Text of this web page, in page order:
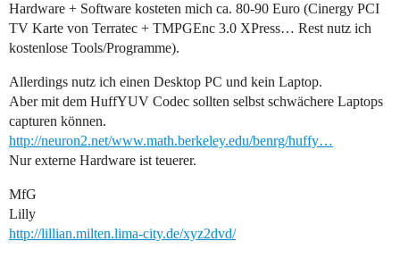
Hardware + Software kosteten mich ca. 80-90 Euro (Cinergy PCI
TV Karte von Terratec + TMPGEnc 3.0 XPress… Rest nutz ich
kostenlose Tools/Programme).
Allerdings nutz ich einen Desktop PC und kein Laptop.
Aber mit dem HuffYUV Codec sollten selbst schwächere Laptops
capturen können.
http://neuron2.net/www.math.berkeley.edu/benrg/huffy…
Nur externe Hardware ist teuerer.
MfG
Lilly
http://lillian.milten.lima-city.de/xyz2dvd/